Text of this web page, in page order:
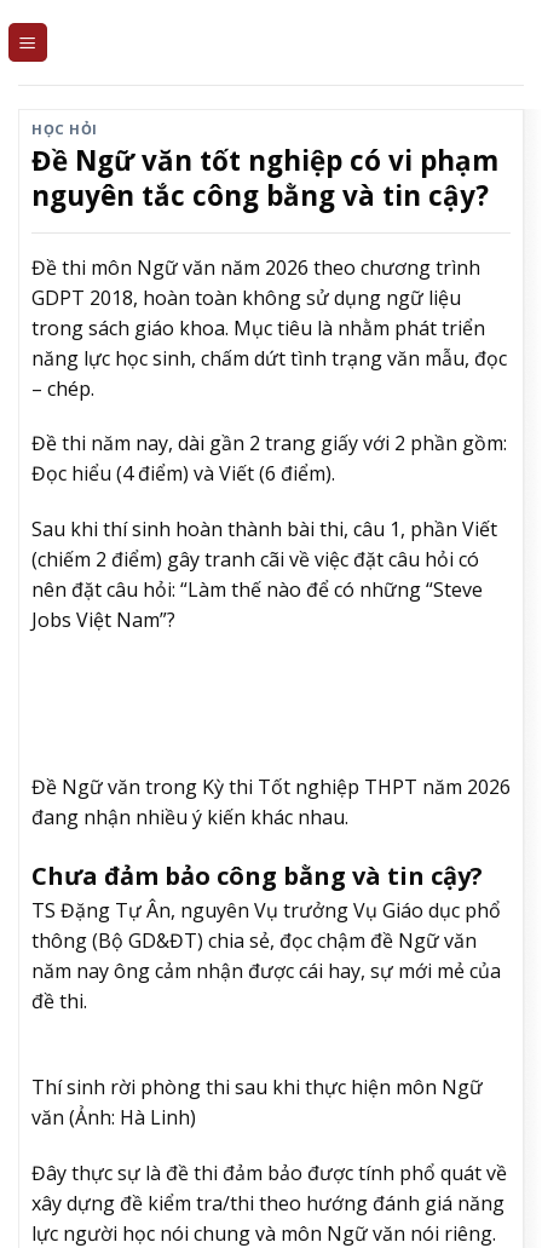
HỌC HỎI
Đề Ngữ văn tốt nghiệp có vi phạm
nguyên tắc công bằng và tin cậy?
Đề thi môn Ngữ văn năm 2026 theo chương trình
GDPT 2018, hoàn toàn không sử dụng ngữ liệu
trong sách giáo khoa. Mục tiêu là nhằm phát triển
năng lực học sinh, chấm dứt tình trạng văn mẫu, đọc
– chép.
Đề thi năm nay, dài gần 2 trang giấy với 2 phần gồm:
Đọc hiểu (4 điểm) và Viết (6 điểm).
Sau khi thí sinh hoàn thành bài thi, câu 1, phần Viết
(chiếm 2 điểm) gây tranh cãi về việc đặt câu hỏi có
nên đặt câu hỏi: “Làm thế nào để có những “Steve
Jobs Việt Nam”?
Đề Ngữ văn trong Kỳ thi Tốt nghiệp THPT năm 2026
đang nhận nhiều ý kiến khác nhau.
Chưa đảm bảo công bằng và tin cậy?
TS Đặng Tự Ân, nguyên Vụ trưởng Vụ Giáo dục phổ
thông (Bộ GD&ĐT) chia sẻ, đọc chậm đề Ngữ văn
năm nay ông cảm nhận được cái hay, sự mới mẻ của
đề thi.
Thí sinh rời phòng thi sau khi thực hiện môn Ngữ
văn (Ảnh: Hà Linh)
Đây thực sự là đề thi đảm bảo được tính phổ quát về
xây dựng đề kiểm tra/thi theo hướng đánh giá năng
lực người học nói chung và môn Ngữ văn nói riêng.